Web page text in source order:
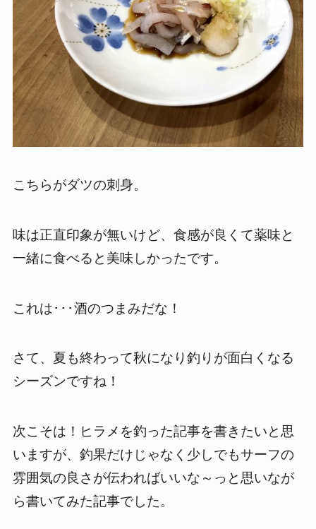
こちらがダツの刺身。
味は正直印象が無いけど、食感が良くて薬味と
一緒に食べると美味しかったです。
これは･･･酒のつまみだな！
さて、夏も終わって秋になり釣りが面白くなる
シーズンですね！
次こそは！ヒラメを釣った記事を書きたいと思
いますが、釣果だけじゃなく少しでもサーフの
雰囲気の良さが伝わればいいな～っと思いなが
ら書いてみた記事でした。